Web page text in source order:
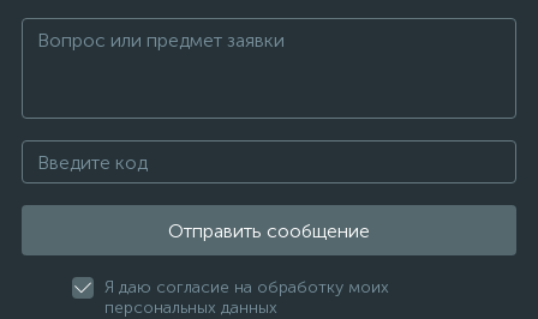
Отправить сообщение
Я даю согласие на обработку моих
персональных данных